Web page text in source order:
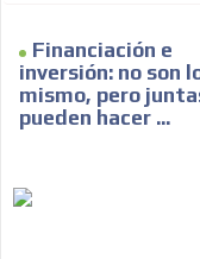
Financiación e
inversión: no son
mismo, pero
pueden hacer ...